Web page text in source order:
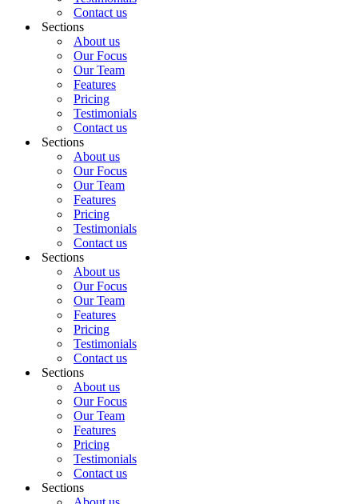
Contact us
Sections
About us
Our Focus
Our Team
Features
Pricing
Testimonials
Contact us
Sections
About us
Our Focus
Our Team
Features
Pricing
Testimonials
Contact us
Sections
About us
Our Focus
Our Team
Features
Pricing
Testimonials
Contact us
Sections
About us
Our Focus
Our Team
Features
Pricing
Testimonials
Contact us
Sections